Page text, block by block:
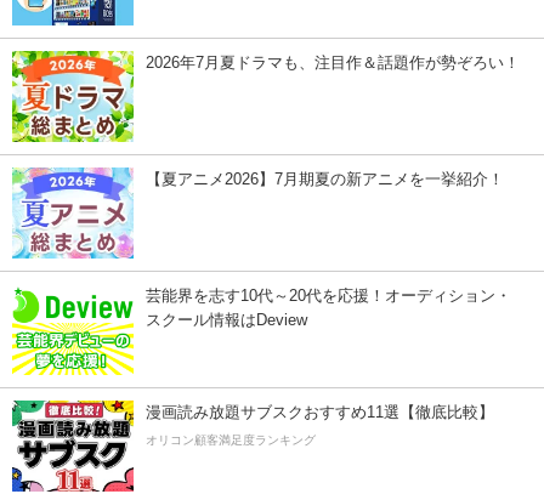
2026年7月夏ドラマも、注目作＆話題作が勢ぞろい！
【夏アニメ2026】7月期夏の新アニメを一挙紹介！
芸能界を志す10代～20代を応援！オーディション・
スクール情報はDeview
漫画読み放題サブスクおすすめ11選【徹底比較】
オリコン顧客満足度ランキング